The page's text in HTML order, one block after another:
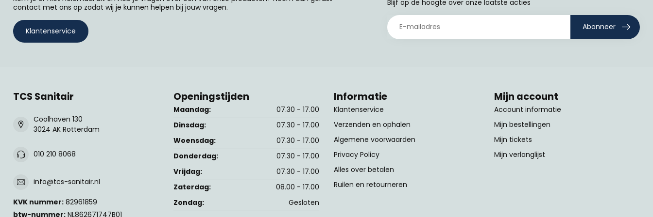
contact met ons op zodat wij je kunnen helpen bij jouw vragen.
Klantenservice
Blijf op de hoogte over onze laatste acties
Abonneer
TCS Sanitair
Coolhaven 130
3024 AK Rotterdam
010 210 8068
info@tcs-sanitair.nl
KVK nummer: 82961859
btw-nummer: NL862671747B01
Openingstijden
Maandag:
07.30 - 17.00
Dinsdag:
07.30 - 17.00
Woensdag:
07.30 - 17.00
Donderdag:
07.30 - 17.00
Vrijdag:
07.30 - 17.00
Zaterdag:
08.00 - 17.00
Zondag:
Gesloten
Informatie
Klantenservice
Verzenden en ophalen
Algemene voorwaarden
Privacy Policy
Alles over betalen
Ruilen en retourneren
Mijn account
Account informatie
Mijn bestellingen
Mijn tickets
Mijn verlanglijst